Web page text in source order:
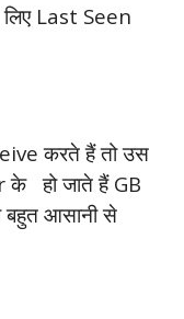
Last Seen
करते हैं तो उस
हो जाते हैं GB
आसानी से